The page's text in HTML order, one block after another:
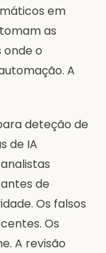
em
as
onde o
A
deteção de
de IA
de
Os falsos
Os
A revisão